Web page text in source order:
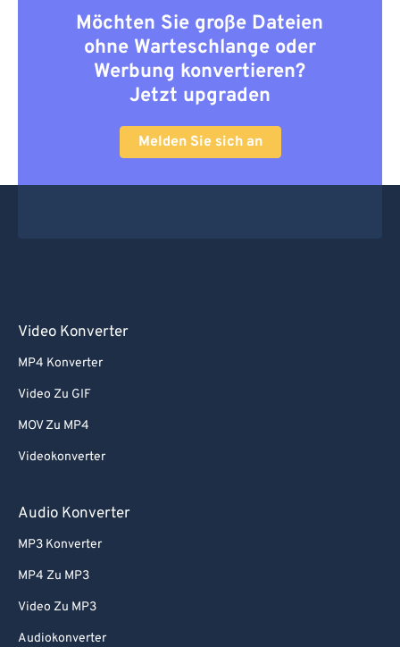
Möchten Sie große Dateien
ohne Warteschlange oder
Werbung konvertieren?
Jetzt upgraden
Melden Sie sich an
Video Konverter
MP4 Konverter
Video Zu GIF
MOV Zu MP4
Videokonverter
Audio Konverter
MP3 Konverter
MP4 Zu MP3
Video Zu MP3
Audiokonverter